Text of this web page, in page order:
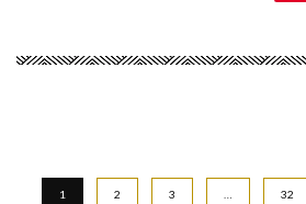
1 2 3 32